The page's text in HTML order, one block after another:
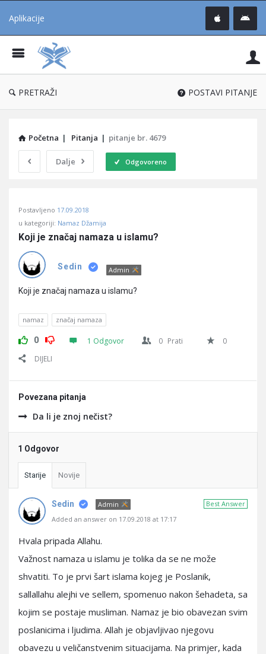
Aplikacije
®
PRETRAŽI POSTAVI PITANJE
Početna | Pitanja | pitanje br. 4679
Dalje Odgovoreno
Učene
Latest
Pitanja
Postavljeno 17.09.2018
u kategoriji: Namaz Džamija
Koji je značaj namaza u islamu?
Sedin Admin
Koji je značaj namaza u islamu?
namaz značaj namaza
0 1 Odgovor 0 Prati
0
DIJELI
Povezana pitanja
Da li je znoj nečist?
1 Odgovor
Starije Novije
Best Answer
Sedin
Admin
Added an answer on 17.09.2018 at 17:17
Hvala pripada Allahu.
Važnost namaza u islamu je tolika da se ne može
shvatiti. To je prvi šart islama kojeg je Poslanik,
sallallahu alejhi ve sellem, spomenuo nakon šehadeta, sa
kojim se postaje musliman. Namaz je bio obavezan svim
poslanicima i ljudima. Allah je objavljivao njegovu
obavezu u veličanstvenim situacijama. Na primjer, kada